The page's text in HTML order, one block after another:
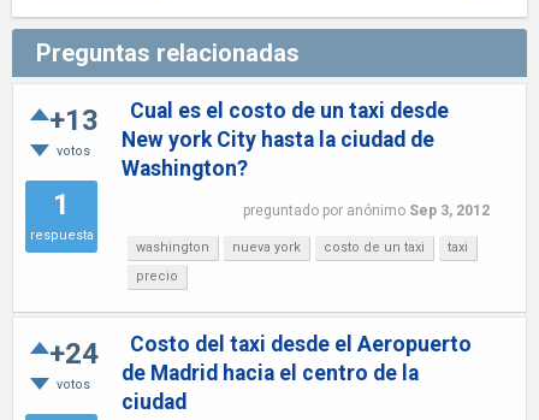
Preguntas relacionadas
+13
votos
1
respuesta
Cual es el costo de un taxi desde
New york City hasta la ciudad de
Washington?
preguntado por anónimo Sep 3, 2012
washington nueva york costo de un taxi
taxi
precio
+24
votos
Costo del taxi desde el Aeropuerto
de Madrid hacia el centro de la
ciudad